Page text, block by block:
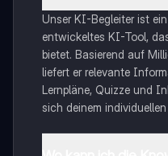
Unser KI-Begleiter ist
entwickeltes KI-Tool,
bietet. Basierend auf
liefert er relevante
Lernpläne, Quizze und
sich deinem